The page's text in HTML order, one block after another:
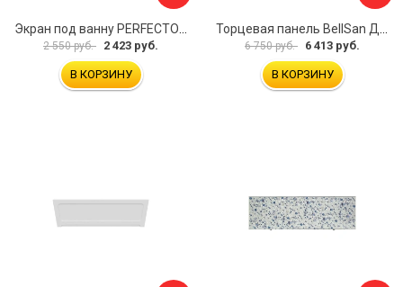
Экран под ванну PERFECTO LINEA 36-000157
2 550 руб. 2 423 руб.
В КОРЗИНУ
Торцевая панель BellSan Даниелла 4627171531049
6 750 руб. 6 413 руб.
В КОРЗИНУ